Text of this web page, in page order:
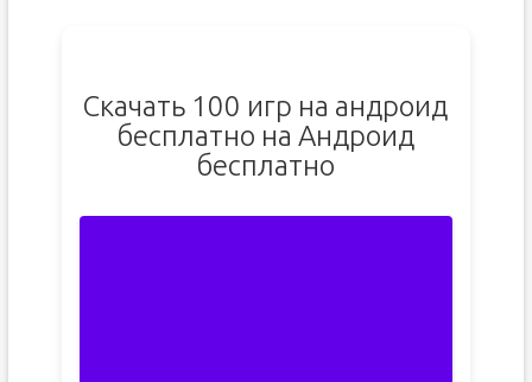
Скачать 100 игр на андроид
бесплатно на Андроид
бесплатно